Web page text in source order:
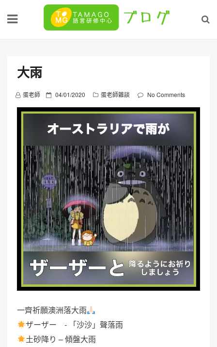
大雨
蛋老師
P
o
t
d
o
n
04/01/2020 蛋老師雜談 No Comments
一齊祈願澳洲落大雨
ザーザー - 「沙沙」聲落雨
土砂降り – 傾盤大雨